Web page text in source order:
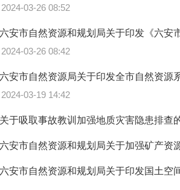
2024-03-26 08:52
六安市自然资源和规划局关于印发《六安
2024-03-26 08:42
六安市自然资源局关于印发全市自然资源
2024-03-19 14:42
关于吸取事故教训加强地质灾害隐患排查
六安市自然资源和规划局关于加强矿产资
六安市自然资源和规划局关于印发国土空